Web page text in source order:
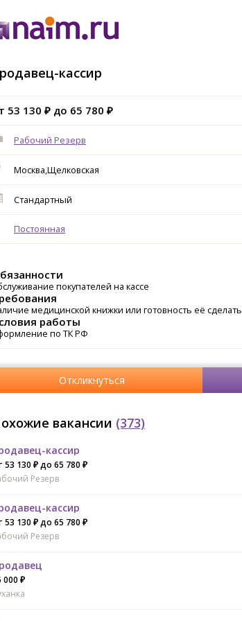
кассир
53 130 ₽ до 65 780 ₽
Рабочий Резерв
Москва,Щелковская
Стандартный
Постоянная
покупателей на кассе
медицинской книжки или готовность её сделать
работы
по ТК РФ
Откликнуться
вакансии (373)
кассир
53 130 ₽ до 65 780 ₽
Резерв
кассир
53 130 ₽ до 65 780 ₽
Резерв
000 ₽